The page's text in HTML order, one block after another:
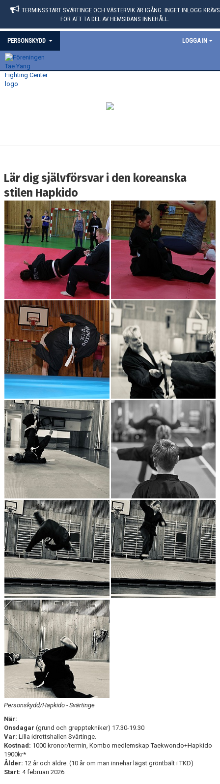
TERMINSSTART SVÄRTINGE OCH VÄSTERVIK ÄR IGÅNG. INGET INLOGG KRÄVS
FÖR ATT TA DEL AV HEMSIDANS INNEHÅLL.
PERSONSKYDD LOGGA IN
Lär dig självförsvar i den koreanska
stilen Hapkido
Personskydd/Hapkido - Svärtinge
När:
Onsdagar (grund och grepptekniker) 17.30-19.30
Var: Lilla idrottshallen Svärtinge.
Kostnad: 1000 kronor/termin, Kombo medlemskap Taekwondo+Hapkido
1900kr*
Ålder: 12 år och äldre. (10 år om man innehar lägst gröntbält i TKD)
Start: 4 februari 2026